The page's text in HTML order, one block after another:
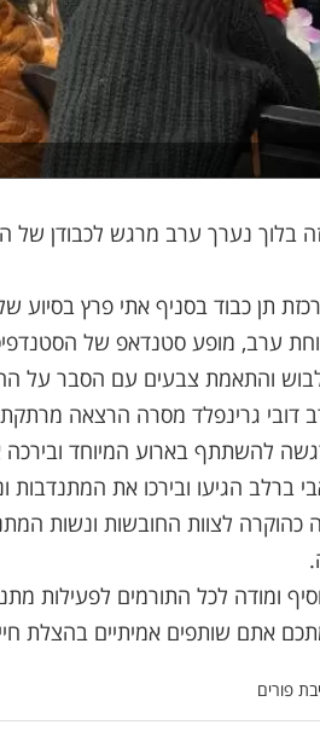
בלוך נערך ערב מרגש לכבודן של
תן כבוד בסניף אתי פרץ בסיוע
ערב, מופע סטנדאפ של
והתאמת צבעים עם הסבר על
דובי גרינפלד מסרה הרצאה
להשתתף בארוע המיוחד
ברלב הגיעו ובירכו את
כהוקרה לצוות החובשות ונשות
ומודה לכל התורמים לפעילות
אתם שותפים אמיתיים בהצלת
פורים